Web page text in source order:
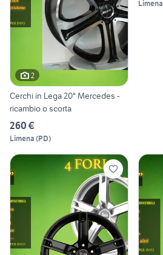
2
Cerchi in Lega 20" Mercedes -
ricambio o scorta
260 €
Limena (PD)
Limena